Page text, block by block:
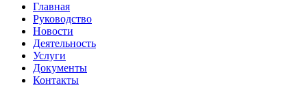
Главная
Руководство
Новости
Деятельность
Услуги
Документы
Контакты